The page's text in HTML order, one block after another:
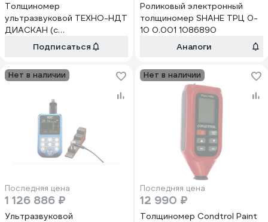
Толщиномер
ультразвуковой ТЕХНО-НДТ
ДИАСКАН (с
преобразователем 10 МГц)
999957459
Подписаться
Роликовый электронный
толщиномер SHAHE ТРЦ 0-
10 0.001 1086890
Аналоги
Нет в наличии
Последняя цена
1 126 886 ₽
Ультразвуковой
Нет в наличии
Последняя цена
12 990 ₽
Толщиномер Condtrol Paint